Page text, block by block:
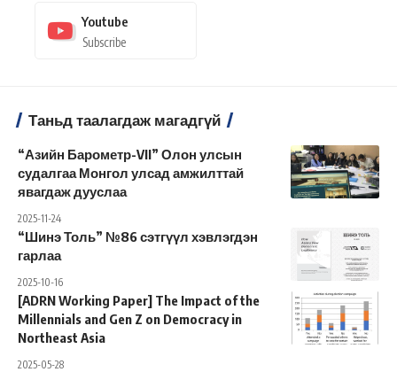
Youtube
Subscribe
Таньд таалагдаж магадгүй
“Азийн Барометр-VII” Олон улсын
судалгаа Монгол улсад амжилттай
явагдаж дууслаа
2025-11-24
“Шинэ Толь” №86 сэтгүүл хэвлэгдэн
гарлаа
2025-10-16
[ADRN Working Paper] The Impact of the
Millennials and Gen Z on Democracy in
Northeast Asia
2025-05-28